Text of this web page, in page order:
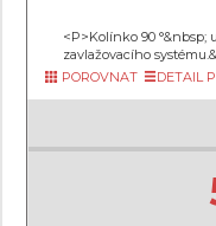
<P>Kolínko 90
zavlažovacího
POROVNAT
DETAIL